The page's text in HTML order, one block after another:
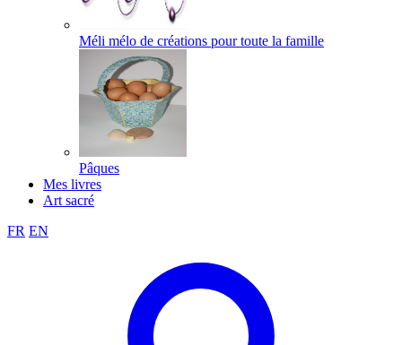
Méli mélo de créations pour toute la famille
Pâques
Mes livres
Art sacré
FR EN